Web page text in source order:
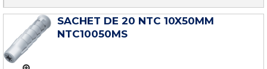
SACHET DE 20 NTC 10X50MM
NTC10050MS